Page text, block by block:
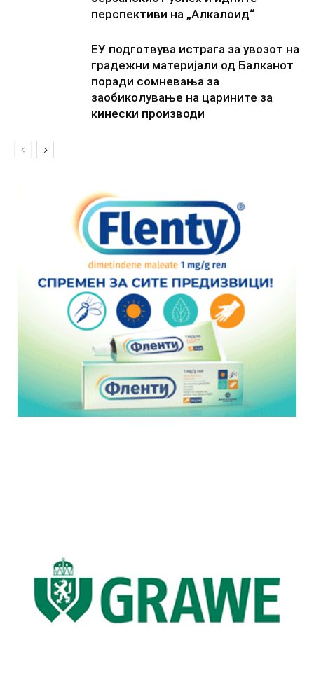
перспективи на „Алкалоид“
ЕУ подготвува истрага за увозот на
градежни материјали од Балканот
поради сомневања за
заобиколување на царините за
кинески производи